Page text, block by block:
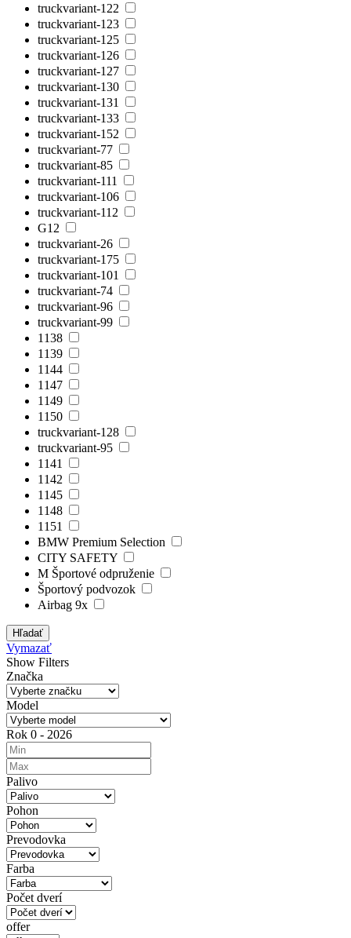
truckvariant-122
truckvariant-123
truckvariant-125
truckvariant-126
truckvariant-127
truckvariant-130
truckvariant-131
truckvariant-133
truckvariant-152
truckvariant-77
truckvariant-85
truckvariant-111
truckvariant-106
truckvariant-112
G12
truckvariant-26
truckvariant-175
truckvariant-101
truckvariant-74
truckvariant-96
truckvariant-99
1138
1139
1144
1147
1149
1150
truckvariant-128
truckvariant-95
1141
1142
1145
1148
1151
BMW Premium Selection
CITY SAFETY
M Športové odpruženie
Športový podvozok
Airbag 9x
Hľadať
Vymazať
Show Filters
Značka
Model
Rok 0 - 2026
Palivo
Pohon
Prevodovka
Farba
Počet dverí
offer